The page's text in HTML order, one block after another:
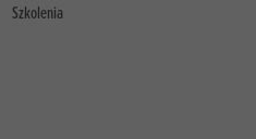
Szkolenia